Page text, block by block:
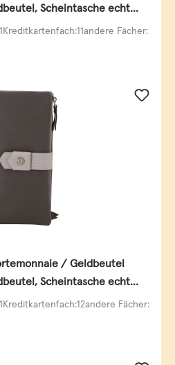
Scheintasche echt
Fächer:
/ Geldbeutel
Scheintasche echt
Fächer: